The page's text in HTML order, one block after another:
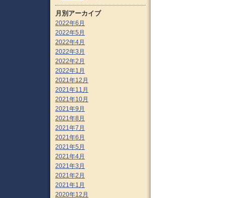
月別アーカイブ
2022年6月
2022年5月
2022年4月
2022年3月
2022年2月
2022年1月
2021年12月
2021年11月
2021年10月
2021年9月
2021年8月
2021年7月
2021年6月
2021年5月
2021年4月
2021年3月
2021年2月
2021年1月
2020年12月